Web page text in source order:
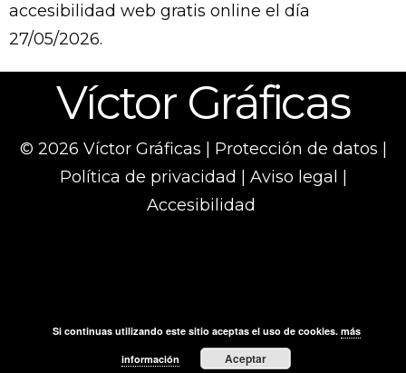
accesibilidad web gratis online el día
27/05/2026.
Víctor Gráficas
© 2026 Víctor Gráficas | Protección de datos
Política de privacidad
Aviso legal
Accesibilidad
Si continuas utilizando este sitio aceptas el uso de cookies. más
información Aceptar